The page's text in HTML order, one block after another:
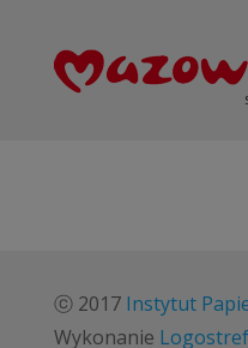
ⓒ 2017 Instytut
Wykonanie